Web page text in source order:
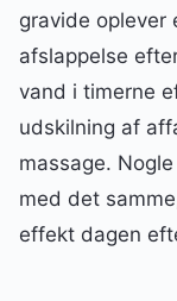
gravide
afslappelse
vand i timerne
udskilning af
massage.
med det
effekt dagen